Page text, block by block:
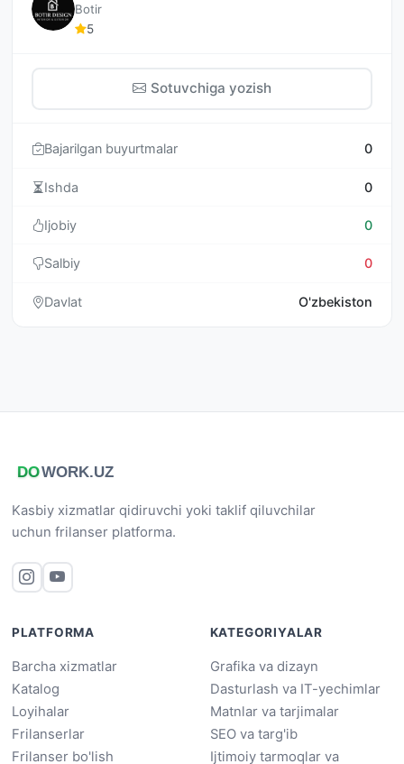
Botir
5
Sotuvchiga yozish
Bajarilgan buyurtmalar 0
Ishda 0
Ijobiy 0
Salbiy 0
Davlat O'zbekiston
Kasbiy xizmatlar qidiruvchi yoki taklif qiluvchilar
uchun frilanser platforma.
PLATFORMA
Barcha xizmatlar
Katalog
Loyihalar
Frilanserlar
Frilanser bo'lish
KATEGORIYALAR
Grafika va dizayn
Dasturlash va IT-yechimlar
Matnlar va tarjimalar
SEO va targ'ib
Ijtimoiy tarmoqlar va